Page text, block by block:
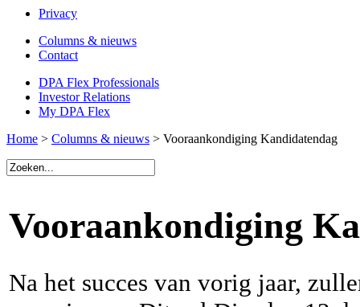
Privacy
Columns & nieuws
Contact
DPA Flex Professionals
Investor Relations
My DPA Flex
Home > Columns & nieuws > Vooraankondiging Kandidatendag
Vooraankondiging
Na het succes van vorig jaar,